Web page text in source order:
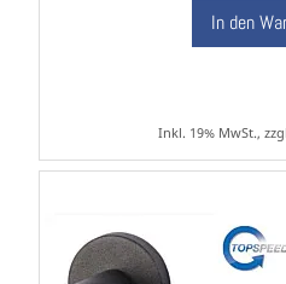
In den
Inkl. 19% MwSt.,